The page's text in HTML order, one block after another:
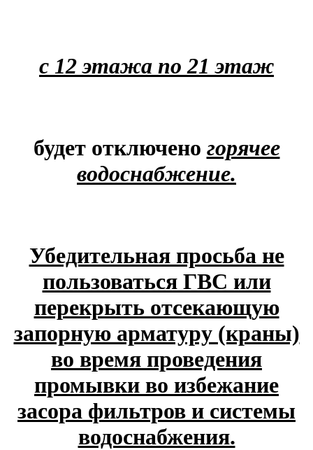
с 12 этажа по 21 этаж
будет отключено горячее
водоснабжение.
Убедительная просьба не
пользоваться ГВС или
перекрыть отсекающую
запорную арматуру (краны)
во время проведения
промывки во избежание
засора фильтров и системы
водоснабжения.